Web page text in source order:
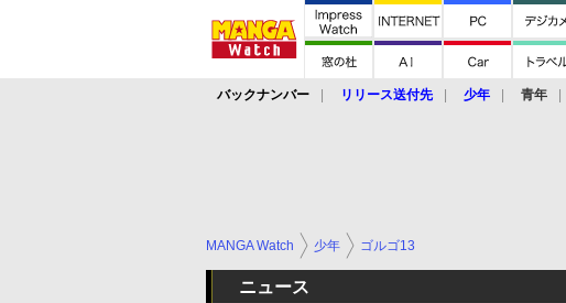
バックナンバー リリース送付先 少年 青年
MANGA Watch 少年 ゴルゴ13
ニュース